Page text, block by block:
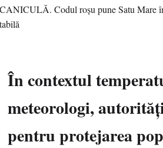
În contextul
meteorologi,
pentru protejarea